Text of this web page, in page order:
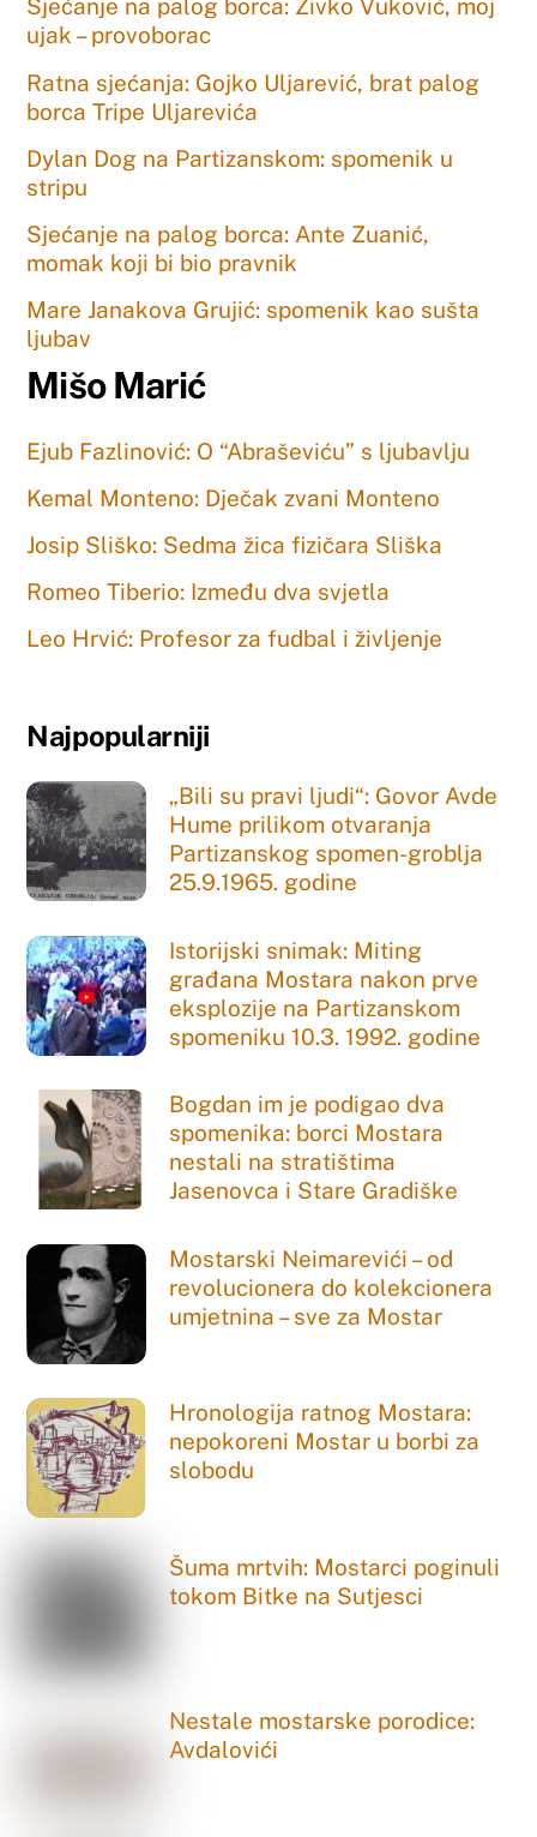
Sjećanje na palog borca: Živko Vuković, moj
ujak – provoborac
Ratna sjećanja: Gojko Uljarević, brat palog
borca Tripe Uljarevića
Dylan Dog na Partizanskom: spomenik u
stripu
Sjećanje na palog borca: Ante Zuanić,
momak koji bi bio pravnik
Mare Janakova Grujić: spomenik kao sušta
ljubav
Mišo Marić
Ejub Fazlinović: O “Abraševiću” s ljubavlju
Kemal Monteno: Dječak zvani Monteno
Josip Sliško: Sedma žica fizičara Sliška
Romeo Tiberio: Između dva svjetla
Leo Hrvić: Profesor za fudbal i življenje
Najpopularniji
„Bili su pravi ljudi“: Govor Avde
Hume prilikom otvaranja
Partizanskog spomen-groblja
25.9.1965. godine
Istorijski snimak: Miting
građana Mostara nakon prve
eksplozije na Partizanskom
spomeniku 10.3. 1992. godine
Bogdan im je podigao dva
spomenika: borci Mostara
nestali na stratištima
Jasenovca i Stare Gradiške
Mostarski Neimarevići – od
revolucionera do kolekcionera
umjetnina – sve za Mostar
Hronologija ratnog Mostara:
nepokoreni Mostar u borbi za
slobodu
Šuma mrtvih: Mostarci poginuli
tokom Bitke na Sutjesci
Nestale mostarske porodice:
Avdalovići